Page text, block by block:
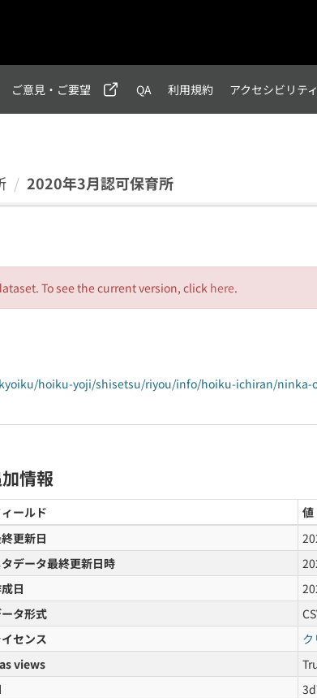
ご意見・ご要望 QA 利用規約 アクセシビリテ
2020年3月認可保育所
To see the current version, click here.
hoiku-yoji/shisetsu/riyou/info/hoiku-ichiran/ninka-
情報
ールド
値
更新日
データ最終更新日時
日
タ形式
センス
views